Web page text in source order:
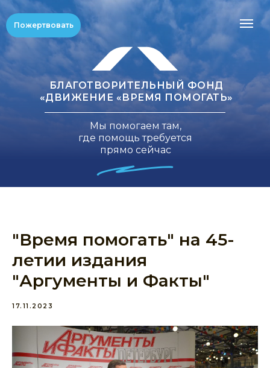
Пожертвовать
БЛАГОТВОРИТЕЛЬНЫЙ ФОНД
«ДВИЖЕНИЕ «ВРЕМЯ ПОМОГАТЬ»
Мы помогаем там,
где помощь требуется
прямо сейчас
"Время помогать" на 45-
летии издания
"Аргументы и Факты"
17.11.2023